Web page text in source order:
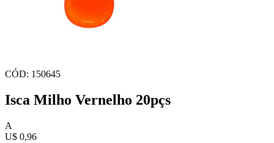
CÓD: 150645
Isca Milho Vernelho 20pçs
A
U$ 0,96